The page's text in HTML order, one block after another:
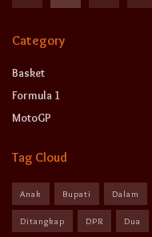
Category
Basket
Formula 1
MotoGP
Tag Cloud
Anak Bupati Dalam
Ditangkap DPR Dua